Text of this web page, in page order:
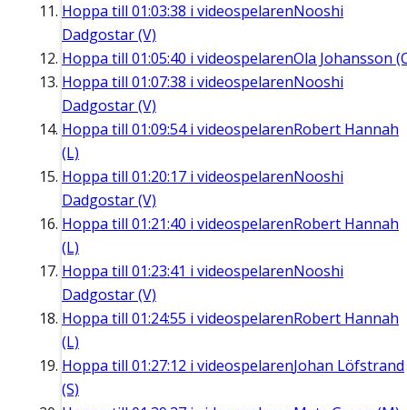
Hoppa till 01:03:38 i videospelarenNooshi
Dadgostar (V)
Hoppa till 01:05:40 i videospelarenOla Johansson
Hoppa till 01:07:38 i videospelarenNooshi
Dadgostar (V)
Hoppa till 01:09:54i videospelarenRobert Hannah
(L)
Hoppa till 01:20:17 i videospelarenNooshi
Dadgostar (V)
Hoppa till 01:21:40 i videospelarenRobert Hannah
(L)
Hoppa till 01:23:41 i videospelarenNooshi
Dadgostar (V)
Hoppa till 01:24:55 i videospelarenRobert Hannah
(L)
Hoppa till 01:27:12 i videospelarenJohan Löfstrand
(S)